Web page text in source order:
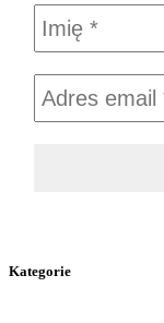
Kategorie